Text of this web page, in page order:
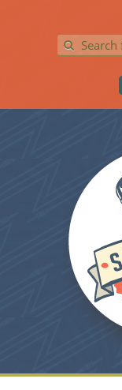
Search for: